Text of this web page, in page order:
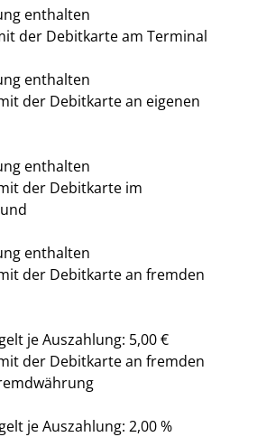
enthalten
der Debitkarte am Terminal
enthalten
der Debitkarte an eigenen
enthalten
der Debitkarte im
enthalten
der Debitkarte an fremden
je Auszahlung: 5,00 €
der Debitkarte an fremden
je Auszahlung: 2,00 %